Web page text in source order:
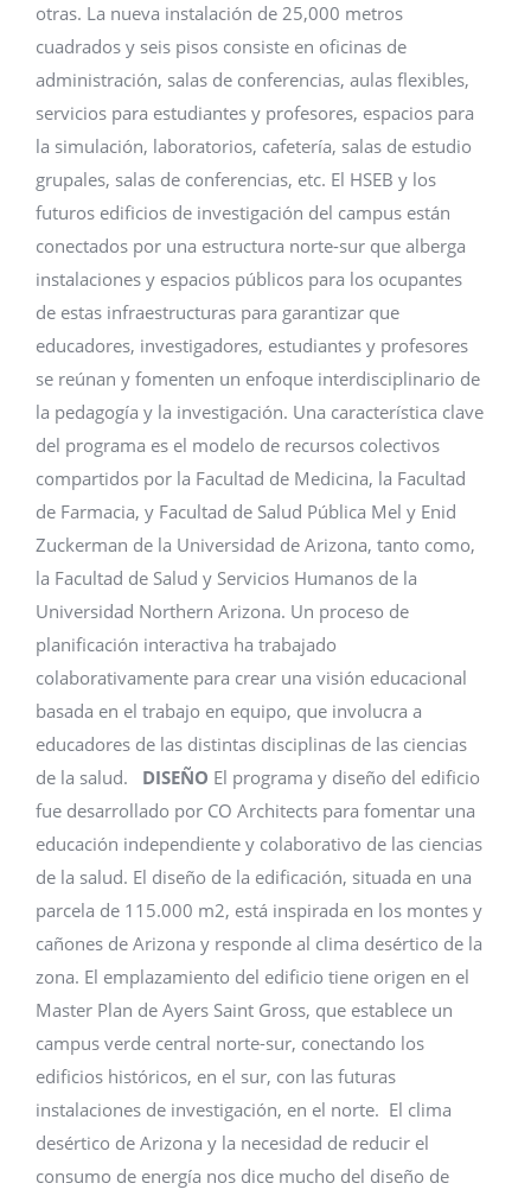
otras. La nueva instalación de 25,000 metros
cuadrados y seis pisos consiste en oficinas de
administración, salas de conferencias, aulas flexibles,
servicios para estudiantes y profesores, espacios para
la simulación, laboratorios, cafetería, salas de estudio
grupales, salas de conferencias, etc. El HSEB y los
futuros edificios de investigación del campus están
conectados por una estructura norte-sur que alberga
instalaciones y espacios públicos para los ocupantes
de estas infraestructuras para garantizar que
educadores, investigadores, estudiantes y profesores
se reúnan y fomenten un enfoque interdisciplinario de
la pedagogía y la investigación. Una característica clave
del programa es el modelo de recursos colectivos
compartidos por la Facultad de Medicina, la Facultad
de Farmacia, y Facultad de Salud Pública Mel y Enid
Zuckerman de la Universidad de Arizona, tanto como,
la Facultad de Salud y Servicios Humanos de la
Universidad Northern Arizona. Un proceso de
planificación interactiva ha trabajado
colaborativamente para crear una visión educacional
basada en el trabajo en equipo, que involucra a
educadores de las distintas disciplinas de las ciencias
de la salud. DISEÑO El programa y diseño del edificio
fue desarrollado por CO Architects para fomentar una
educación independiente y colaborativo de las ciencias
de la salud. El diseño de la edificación, situada en una
parcela de 115.000 m2, está inspirada en los montes y
cañones de Arizona y responde al clima desértico de la
zona. El emplazamiento del edificio tiene origen en el
Master Plan de Ayers Saint Gross, que establece un
campus verde central norte-sur, conectando los
edificios históricos, en el sur, con las futuras
instalaciones de investigación, en el norte. El clima
desértico de Arizona y la necesidad de reducir el
consumo de energía nos dice mucho del diseño de